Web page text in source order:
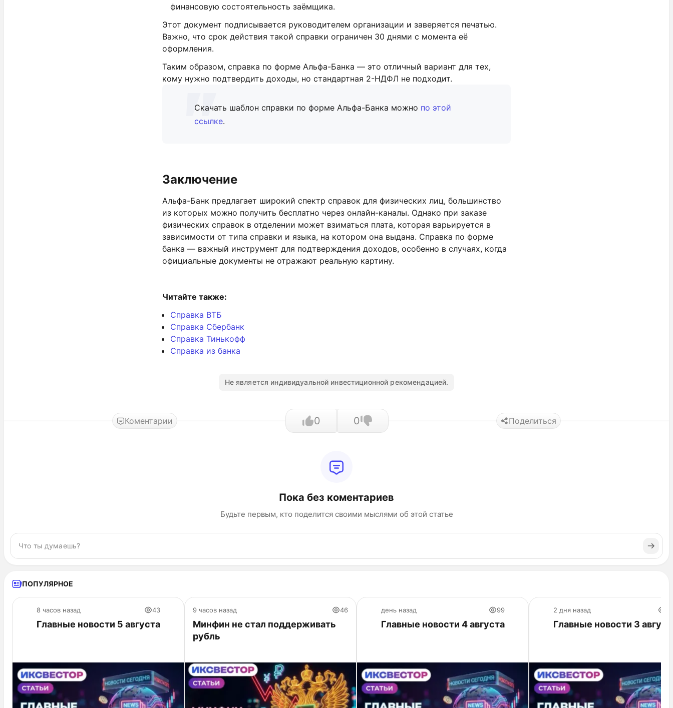
финансовую состоятельность заёмщика.
Этот документ подписывается руководителем организации и заверяется печатью.
Важно, что срок действия такой справки ограничен 30 днями с момента её
оформления.
Таким образом, справка по форме Альфа-Банка — это отличный вариант для тех,
кому нужно подтвердить доходы, но стандартная 2-НДФЛ не подходит.
Скачать шаблон справки по форме Альфа-Банка можно по этой
ссылке.
Заключение
Альфа-Банк предлагает широкий спектр справок для физических лиц, большинство
из которых можно получить бесплатно через онлайн-каналы. Однако при заказе
физических справок в отделении может взиматься плата, которая варьируется в
зависимости от типа справки и языка, на котором она выдана. Справка по форме
банка — важный инструмент для подтверждения доходов, особенно в случаях, когда
официальные документы не отражают реальную картину.
Читайте также:
Справка ВТБ
Справка Сбербанк
Справка Тинькофф
Справка из банка
Не является индивидуальной инвестиционной рекомендацией.
Коментарии 0 0 Поделиться
Пока без коментариев
Будьте первым, кто поделится своими мыслями об этой статье
ПОПУЛЯРНОЕ
8 часов назад 43
Главные новости 5 августа
9 часов назад 46
Минфин не стал поддерживать
рубль
день назад 99
Главные новости 4 августа
2 дня назад
Главные новости 3